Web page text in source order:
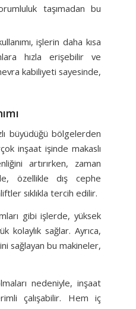
taşımadan bu
işlerin daha kısa
hızla erişebilir ve
kabiliyeti sayesinde,
büyüdüğü bölgelerden
inşaat işinde makaslı
artırırken, zaman
özellikle dış cephe
sıklıkla tercih edilir.
gibi işlerde, yüksek
kolaylık sağlar. Ayrıca,
sağlayan bu makineler,
nedeniyle, inşaat
çalışabilir. Hem iç